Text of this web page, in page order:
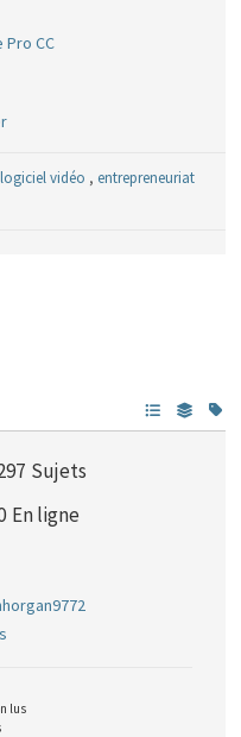
CC
logiciel vidéo , entrepreneuriat
Sujets
En ligne
lus